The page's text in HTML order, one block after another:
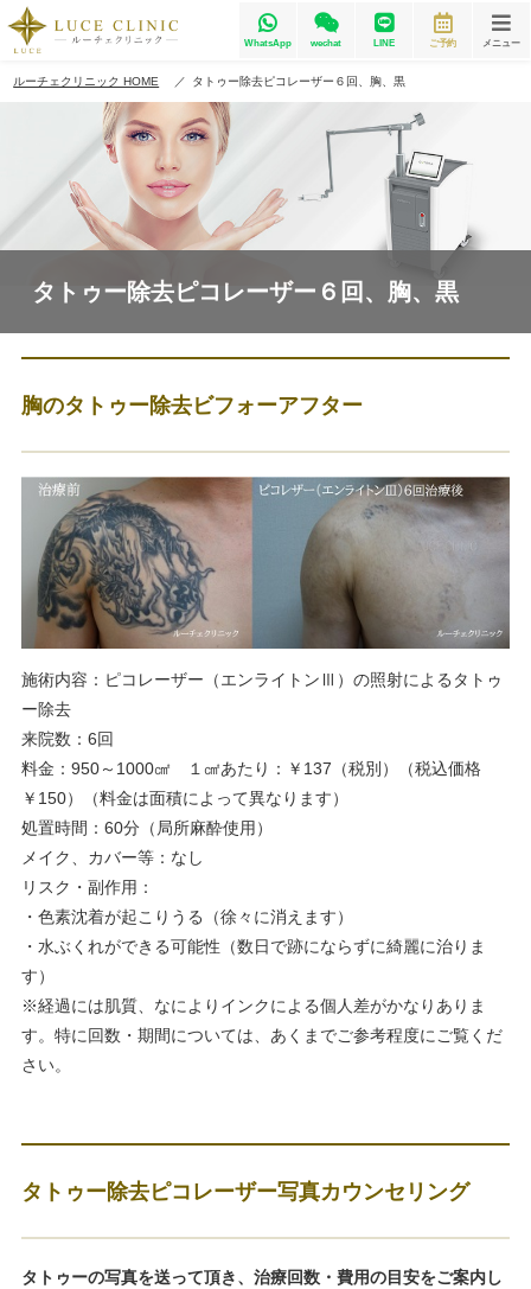
メニュー
ご予約
LINE
wechat
WhatsApp
ルーチェクリニック HOME タトゥー除去ピコレーザー６回、胸、黒
タトゥー除去ピコレーザー６回、胸、黒
胸のタトゥー除去ビフォーアフター
施術内容：ピコレーザー（エンライトンⅢ）の照射によるタトゥ
ー除去
来院数：6回
料金：950～1000㎠ １㎠あたり：￥137（税別）（税込価格
￥150）（料金は面積によって異なります）
処置時間：60分（局所麻酔使用）
メイク、カバー等：なし
リスク・副作用：
・色素沈着が起こりうる（徐々に消えます）
・水ぶくれができる可能性（数日で跡にならずに綺麗に治りま
す）
※経過には肌質、なによりインクによる個人差がかなりありま
す。特に回数・期間については、あくまでご参考程度にご覧くだ
さい。
タトゥー除去ピコレーザー写真カウンセリング
タトゥーの写真を送って頂き、治療回数・費用の目安をご案内し